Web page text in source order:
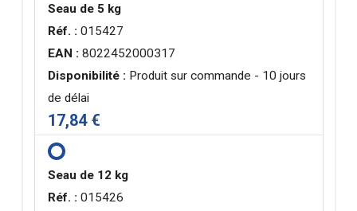
Seau de 5 kg
Réf. : 015427
EAN : 8022452000317
Disponibilité : Produit sur commande - 10 jours
de délai
17,84 €
Seau de 12 kg
Réf. : 015426